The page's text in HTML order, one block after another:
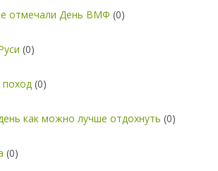
отмечали День ВМФ (0)
(0)
(0)
как можно лучше отдохнуть (0)
(0)